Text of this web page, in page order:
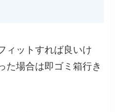
ィットすれば良いけ
た場合は即ゴミ箱行き